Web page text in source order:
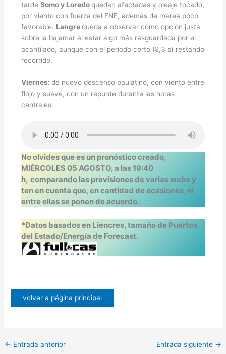
tarde Somo y Loredoquedan afectadas y oleaje tocado,
por viento con fuerza del ENE, además de marea poco
favorable. Langrequeda a observar como opción justa
sobre la bajamar al estar algo más resguardada por el
acantilado, aunque con el periodo corto (8,3 s) restando
recorrido.
Viernes: de nuevo descenso paulatino, con viento entre
flojo y suave, con un repunte durante las horas
centrales.
No olvides que es un pronóstico creado,
MIÉRCOLES 05 AGOSTO, a las 19:40
h, comparando las previsiones de varias webs y
ten en cuenta que, en cantidad de ocasiones, ni
entre ellas se ponen de acuerdo.
*Datos basados en Liencres, tamaño de Puertos
del Estado/Energía de Forecast.
volver a página principal
← Entrada anterior Entrada siguiente →